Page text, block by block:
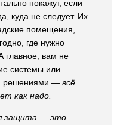
покажут, если
куда не следует. Их
помещения,
где нужно
главное, вам не
системы или
решениями — всё
как надо.
защита — это